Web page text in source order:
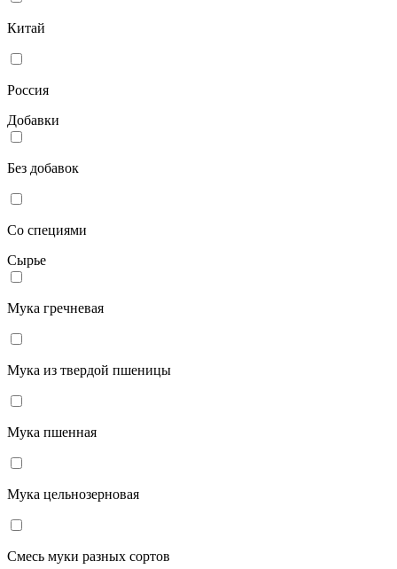
Китай
Россия
Добавки
Без добавок
Со специями
Сырье
Мука гречневая
Мука из твердой пшеницы
Мука пшенная
Мука цельнозерновая
Смесь муки разных сортов